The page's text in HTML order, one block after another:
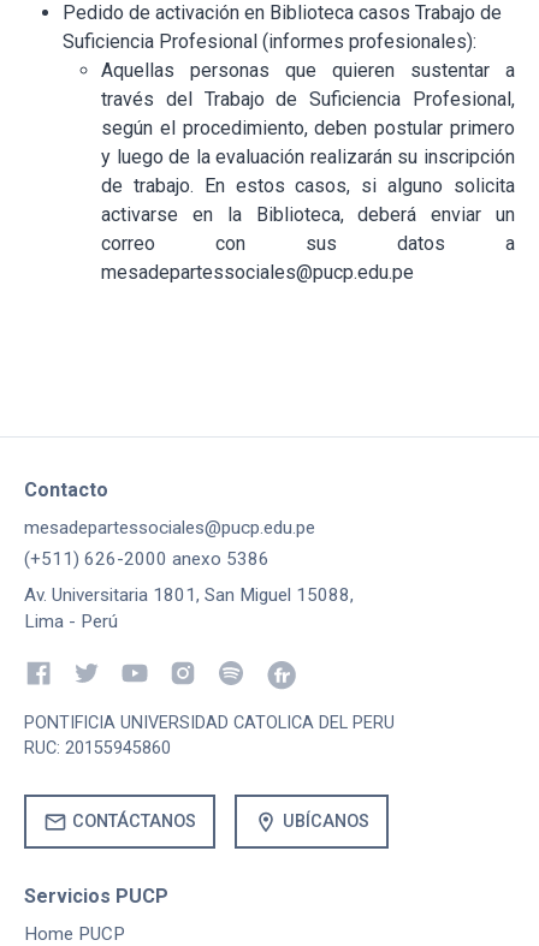
Pedido de activación en Biblioteca casos Trabajo de
Suficiencia Profesional (informes profesionales):
Aquellas personas que quieren sustentar a
través del Trabajo de Suficiencia Profesional,
según el procedimiento, deben postular primero
y luego de la evaluación realizarán su inscripción
de trabajo. En estos casos, si alguno solicita
activarse en la Biblioteca, deberá enviar un
correo con sus datos a
mesadepartessociales@pucp.edu.pe
Contacto
mesadepartessociales@pucp.edu.pe
(+511) 626-2000 anexo 5386
Av. Universitaria 1801, San Miguel 15088,
Lima - Perú
PONTIFICIA UNIVERSIDAD CATOLICA DEL PERU
RUC: 20155945860
mail CONTÁCTANOS location_on UBÍCANOS
Servicios PUCP
Home PUCP